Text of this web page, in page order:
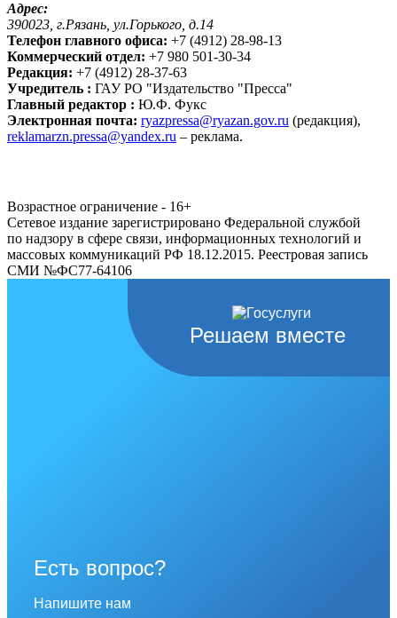
Адрес:
390023, г.Рязань, ул.Горького, д.14
Телефон главного офиса: +7 (4912) 28-98-13
Коммерческий отдел: +7 980 501-30-34
Редакция: +7 (4912) 28-37-63
Учредитель : ГАУ РО "Издательство "Пресса"
Главный редактор : Ю.Ф. Фукс
Электронная почта: ryazpressa@ryazan.gov.ru (редакция),
reklamarzn.pressa@yandex.ru – реклама.
Возрастное ограничение - 16+
Сетевое издание зарегистрировано Федеральной службой
по надзору в сфере связи, информационных технологий и
массовых коммуникаций РФ 18.12.2015. Реестровая запись
СМИ №ФС77-64106
Решаем вместе
Есть вопрос?
Напишите нам